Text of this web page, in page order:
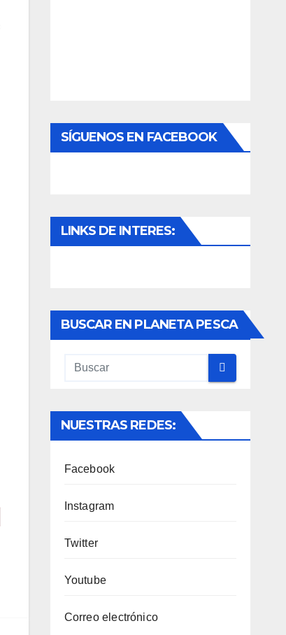
SÍGUENOS EN FACEBOOK
LINKS DE INTERES:
BUSCAR EN PLANETA PESCA
NUESTRAS REDES:
Facebook
Instagram
Twitter
Youtube
Correo electrónico